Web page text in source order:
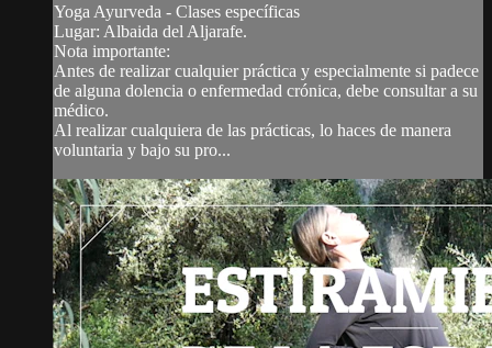
Yoga Ayurveda - Clases específicas
Lugar: Albaida del Aljarafe.
Nota importante:
Antes de realizar cualquier práctica y especialmente si padece
de alguna dolencia o enfermedad crónica, debe consultar a su
médico.
Al realizar cualquiera de las prácticas, lo haces de manera
voluntaria y bajo su pro...